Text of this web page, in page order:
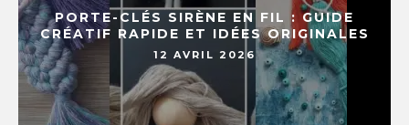
PORTE-CLÉS SIRÈNE EN FIL : GUIDE
CRÉATIF RAPIDE ET IDÉES ORIGINALES
12 AVRIL 2026